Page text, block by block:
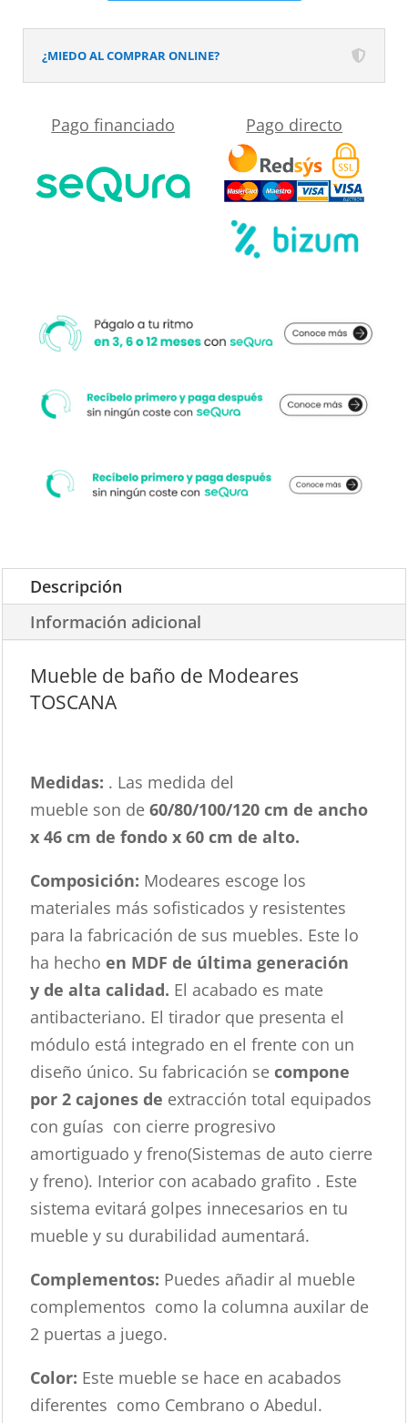
cajones
TOSCANA
con
porcelana
OLIVO
¿MIEDO AL COMPRAR ONLINE?
Pago financiado Pago directo
Descripción
Información adicional
Mueble de baño de Modeares
TOSCANA
Medidas: . Las medida del
mueble son de60/80/100/120 cm de ancho
x 46 cm de fondo x 60 cm de alto.
Composición: Modeares escoge los
materiales más sofisticados y resistentes
para la fabricación de sus muebles. Este lo
ha hecho en MDF de última generación
y de alta calidad. El acabado es mate
antibacteriano. El tirador que presenta el
módulo está integrado en el frente con un
diseño único. Su fabricación se compone
por 2 cajones de extracción total equipados
con guías con cierre progresivo
amortiguado y freno(Sistemas de auto cierre
y freno). Interior con acabado grafito . Este
sistema evitará golpes innecesarios en tu
mueble y su durabilidad aumentará.
Complementos: Puedes añadir al mueble
complementos como la columna auxilar de
2 puertas a juego.
Color: Este mueble se hace en acabados
diferentes como Cembrano o Abedul.